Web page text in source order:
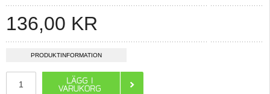
136,00 KR
PRODUKTINFORMATION